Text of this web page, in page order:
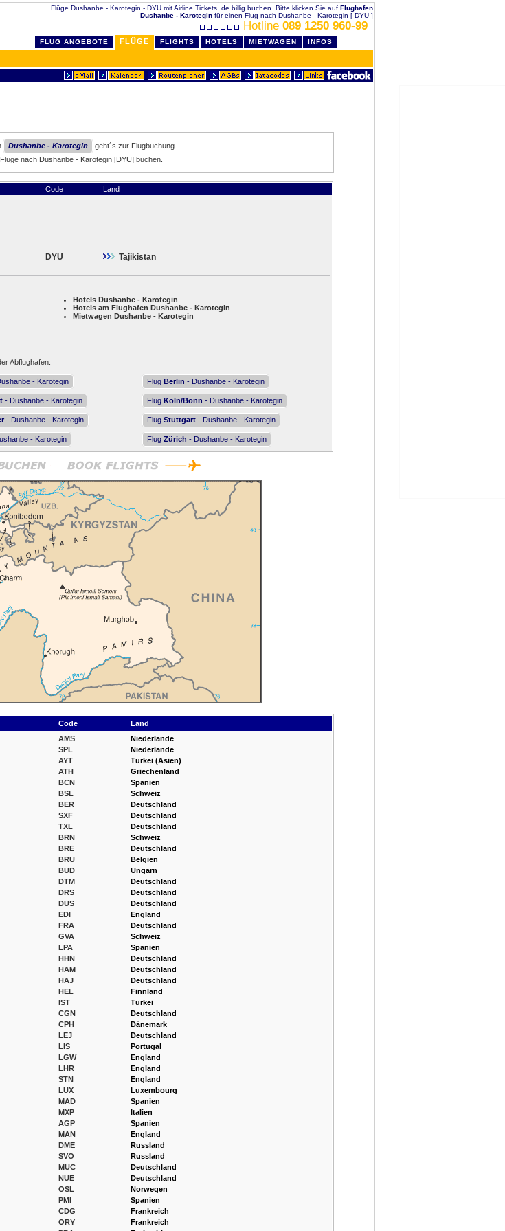
Flüge Dushanbe - Karotegin - DYU mit Airline Tickets .de billig buchen. Bitte klicken Sie auf Flughafen
Dushanbe - Karotegin für einen Flug nach Dushanbe - Karotegin [ DYU ]
Hotline 089 1250 960-99
FLUG ANGEBOTE FLÜGE FLIGHTS HOTELS MIETWAGEN INFOS
Dushanbe - Karotegin
geht´s zur Flugbuchung.
nach Dushanbe - Karotegin [DYU] buchen.
Code Land
DYU Tajikistan
Hotels Dushanbe - Karotegin
Hotels am Flughafen Dushanbe - Karotegin
Mietwagen Dushanbe - Karotegin
Abflughafen:
- Karotegin Flug Berlin - Dushanbe - Karotegin
- Dushanbe - Karotegin Flug Köln/Bonn - Dushanbe - Karotegin
- Dushanbe - Karotegin Flug Stuttgart - Dushanbe - Karotegin
- Karotegin Flug Zürich - Dushanbe - Karotegin
Code
Land
AMS
SPL
AYT
ATH
BCN
BSL
BER
SXF
TXL
BRN
BRE
BRU
BUD
DTM
DRS
DUS
EDI
FRA
GVA
LPA
HHN
HAM
HAJ
HEL
IST
CGN
CPH
LEJ
LIS
LGW
LHR
STN
LUX
MAD
MXP
AGP
MAN
DME
SVO
MUC
NUE
OSL
PMI
CDG
ORY
Niederlande
Niederlande
Türkei (Asien)
Griechenland
Spanien
Schweiz
Deutschland
Deutschland
Deutschland
Schweiz
Deutschland
Belgien
Ungarn
Deutschland
Deutschland
Deutschland
England
Deutschland
Schweiz
Spanien
Deutschland
Deutschland
Deutschland
Finnland
Türkei
Deutschland
Dänemark
Deutschland
Portugal
England
England
England
Luxembourg
Spanien
Italien
Spanien
England
Russland
Russland
Deutschland
Deutschland
Norwegen
Spanien
Frankreich
Frankreich